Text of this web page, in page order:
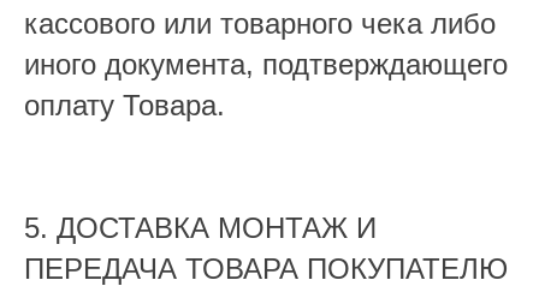
кассового или товарного чека либо
иного документа, подтверждающего
оплату Товара.
5. ДОСТАВКА МОНТАЖ И
ПЕРЕДАЧА ТОВАРА ПОКУПАТЕЛЮ